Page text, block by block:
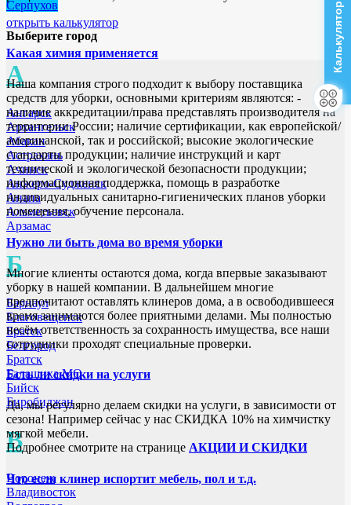
Серпухов
Выберите город
А
Ангарск
Архангельск
Абакан
Астрахань
Ачинск
Анжеро-Судженск
Анапа
Альметьевск
Арзамас
Б
Барнаул
Благовещенск
Братск
Белгород
Братск
Балашиха МО
Бийск
Биробиджан
В
Воронеж
Владивосток
открыть калькулятор
Какая химия применяется
Наша компания строго подходит к выбору поставщика
средств для уборки, основными критериям являются: -
наличие аккредитации/права представлять производителя на
территории России; наличие сертификации, как европейской/
американской, так и российской; высокие экологические
стандарты продукции; наличие инструкций и карт
технической и экологической безопасности продукции;
информационная поддержка, помощь в разработке
индивидуальных санитарно-гигиенических планов уборки
помещения, обучение персонала.
Нужно ли быть дома во время уборки
Многие клиенты остаются дома, когда впервые заказывают
уборку в нашей компании. В дальнейшем многие
предпочитают оставлять клинеров дома, а в освободившееся
время занимаются более приятными делами. Мы полностью
несём ответственность за сохранность имущества, все наши
сотрудники проходят специальные проверки.
Есть ли скидки на услуги
Да, мы регулярно делаем скидки на услуги, в зависимости от
сезона! Например сейчас у нас СКИДКА 10% на химчистку
мягкой мебели.
Подробнее смотрите на странице АКЦИИ И СКИДКИ
Что если клинер испортит мебель, пол и т.д.